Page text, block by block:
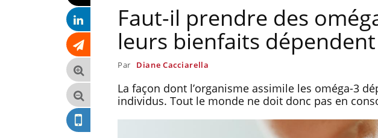
Faut-il prendre des
leurs bienfaits
Par Diane Cacciarella
La façon dont l’organisme assimile les oméga-3
individus. Tout le monde ne doit donc pas en